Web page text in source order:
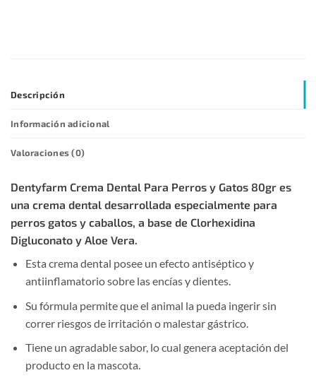
Descripción
Información adicional
Valoraciones (0)
Dentyfarm Crema Dental Para Perros y Gatos 80gr es
una crema dental desarrollada especialmente para
perros gatos y caballos, a base de Clorhexidina
Digluconato y Aloe Vera.
Esta crema dental posee un efecto antiséptico y
antiinflamatorio sobre las encías y dientes.
Su fórmula permite que el animal la pueda ingerir sin
correr riesgos de irritación o malestar gástrico.
Tiene un agradable sabor, lo cual genera aceptación del
producto en la mascota.